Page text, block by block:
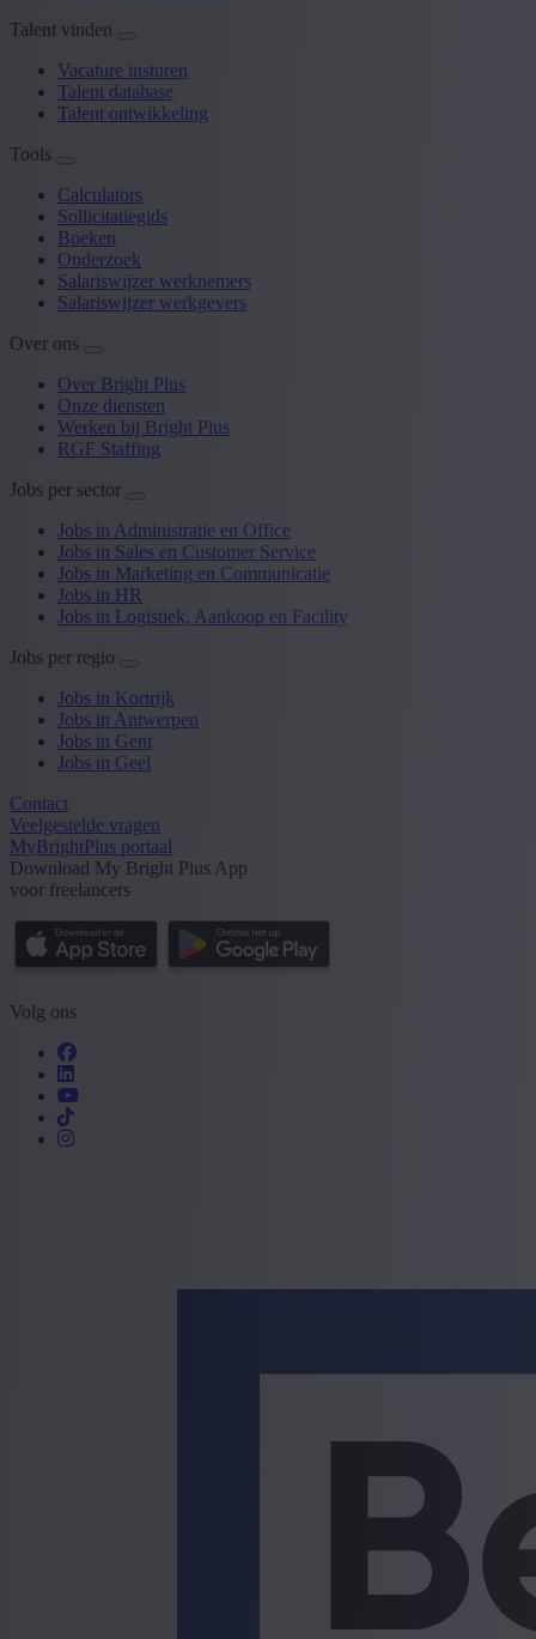
Talent vinden
Vacature insturen
Talent database
Talent ontwikkeling
Tools
Calculators
Sollicitatiegids
Boeken
Onderzoek
Salariswijzer werknemers
Salariswijzer werkgevers
Over ons
Over Bright Plus
Onze diensten
Werken bij Bright Plus
RGF Staffing
Jobs per sector
Jobs in Administratie en Office
Jobs in Sales en Customer Service
Jobs in Marketing en Communicatie
Jobs in HR
Jobs in Logistiek, Aankoop en Facility
Jobs per regio
Jobs in Kortrijk
Jobs in Antwerpen
Jobs in Gent
Jobs in Geel
Contact
Veelgestelde vragen
MyBrightPlus portaal
Download My Bright Plus App
voor freelancers
Volg ons